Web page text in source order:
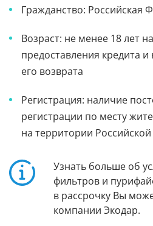
Гражданство: Российская
Возраст: не менее 18 лет
предоставления кредита
его возврата
Регистрация: наличие
регистрации по месту
на территории
Узнать больше об
фильтров и
в рассрочку Вы
компании Экодар.